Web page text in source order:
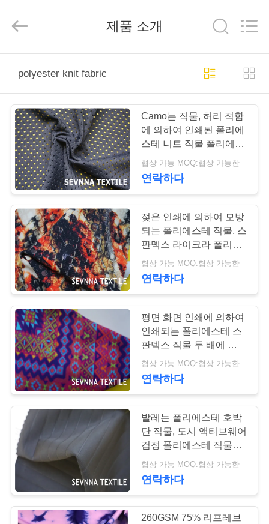
제
품
VR
쇼
우
리
에
대
하
여
공
여
행
품
2019
Reserved.
제품 소개
polyester knit fabric
Camo는 직물, 허리 적합
에 의하여 인쇄된 폴리에
스테 니트 직물 폴리에스
테 스판덱스 적면합니다
협상 가능 MOQ:협상 가능한
연락하다
젖은 인쇄에 의하여 모방
되는 폴리에스테 직물, 스
판덱스 라이크라 폴리에
스테 저지 직물
협상 가능 MOQ:협상 가능한
연락하다
평면 화면 인쇄에 의하여
인쇄되는 폴리에스테 스
판덱스 직물 두 배에 의하
여 뜨개질을 하는 우아한
디자인
협상 가능 MOQ:협상 가능한
연락하다
발레는 폴리에스테 호박
단 직물, 도시 액티브웨어
검정 폴리에스테 직물을
유행에 따라 디자인 합니
다
협상 가능 MOQ:협상 가능한
연락하다
260GSM 75% 리프레브